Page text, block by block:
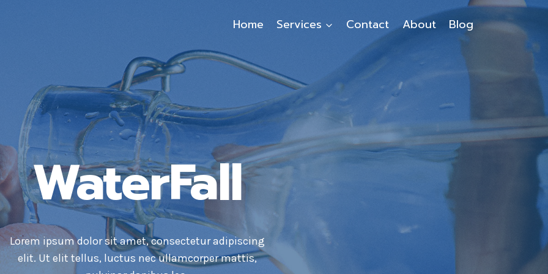
Home Services Contact About Blog
WaterFall
Lorem ipsum dolor sit amet, consectetur adipiscing
elit. Ut elit tellus, luctus nec ullamcorper mattis,